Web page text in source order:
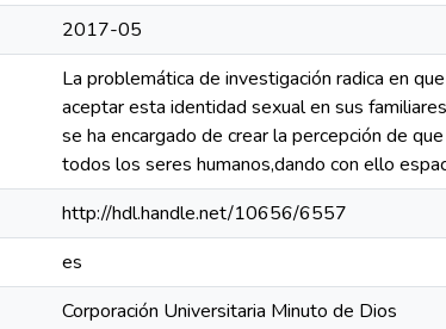
2017-05
La problemática de investigación radica en
aceptar esta identidad sexual en sus
se ha encargado de crear la percepción de
todos los seres humanos,dando con ello
http://hdl.handle.net/10656/6557
es
Corporación Universitaria Minuto de Dios